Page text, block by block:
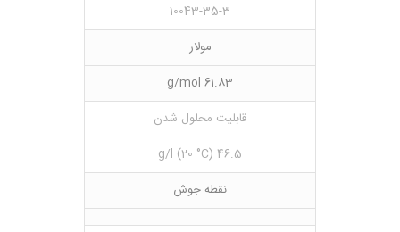
10043-35-3
مولار
61.83 g/mol
قابلیت محلول شدن
46.5 g/l (20 °C)
نقطه جوش